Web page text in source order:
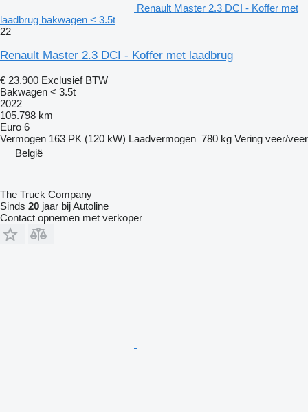
Renault Master 2.3 DCI - Koffer met
laadbrug bakwagen < 3.5t
22
Renault Master 2.3 DCI - Koffer met laadbrug
€ 23.900 Exclusief BTW
Bakwagen < 3.5t
2022
105.798 km
Euro 6
Vermogen 163 PK (120 kW) Laadvermogen 780 kg Vering veer/veer
België
The Truck Company
Sinds 20 jaar bij Autoline
Contact opnemen met verkoper